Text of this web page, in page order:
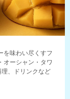
を味わい尽くすフ
オーシャン・タワ
、ドリンクなど